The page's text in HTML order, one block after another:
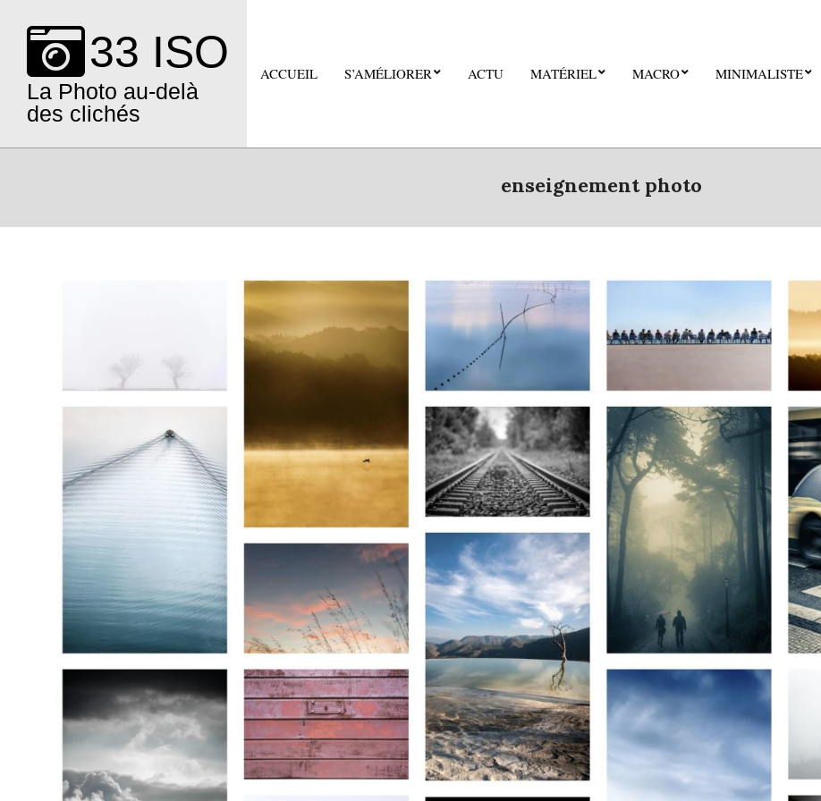
content
33 ISO
La Photo au-delà
des clichés
ACCUEIL S’AMÉLIORER ACTU MATÉRIEL MACRO MINIMALISTE
enseignement photo